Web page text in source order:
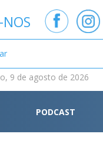
9 de agosto de 2026
PODCAST